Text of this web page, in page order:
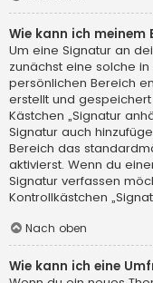
Wie kann ich
Um eine Signatur an
zunächst eine solche
persönlichen Bereich
erstellt und
Kästchen „Signatur
Signatur auch
Bereich das
aktivierst. Wenn du
Signatur verfassen
Kontrollkästchen
Nach oben
Wie kann ich eine